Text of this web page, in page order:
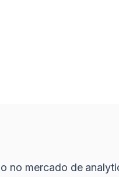
no mercado de